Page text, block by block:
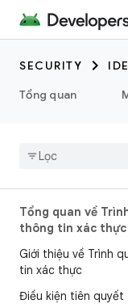
SECURITY
Tổng quan
Tổng quan về
thông tin xác thực
Giới thiệu về Trình
tin xác thực
Điều kiện tiên quyết